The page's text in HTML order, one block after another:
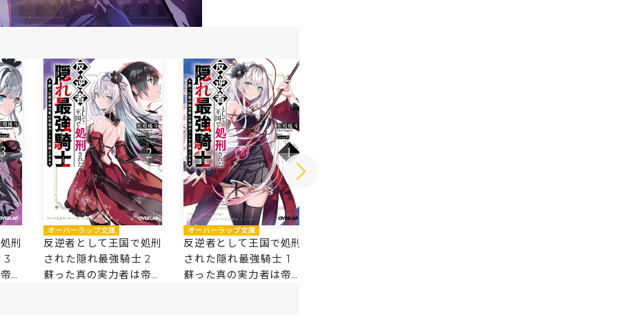
刑
3
国
オーバーラップ文庫
反逆者として王国で処刑
された隠れ最強騎士 2
蘇った真の実力者は帝国
オーバーラップ文庫
反逆者として王国で処刑
された隠れ最強騎士 1
蘇った真の実力者は帝国